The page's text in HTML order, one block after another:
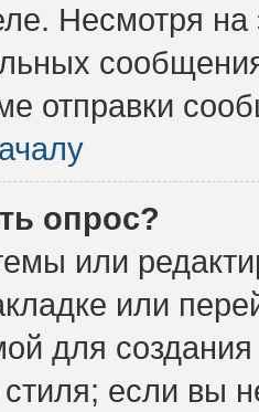
Несмотря
отправки
опрос?
или
или
для
стиля; если вы